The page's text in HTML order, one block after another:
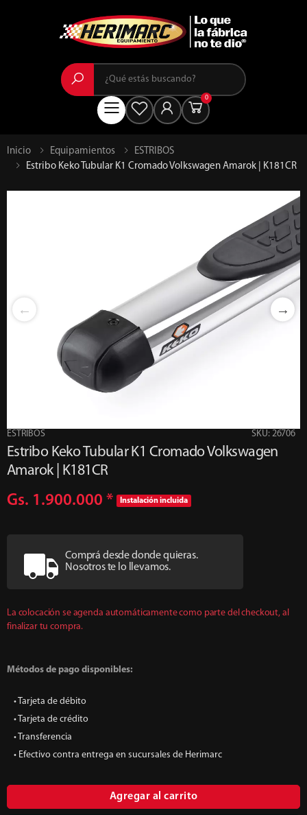
Buscar
Menú
0
Inicio Equipamientos
ESTRIBOS
Estribo Keko Tubular K1 Cromado Volkswagen Amarok | K181CR
ESTRIBOS SKU: 26706
Estribo Keko Tubular K1 Cromado Volkswagen
Amarok | K181CR
Gs. 1.900.000 * Instalación incluida
Comprá desde donde quieras.
Nosotros te lo llevamos.
La colocación se agenda automáticamente como parte del checkout, al
finalizar tu compra.
Métodos de pago disponibles:
• Tarjeta de débito
• Tarjeta de crédito
• Transferencia
• Efectivo contra entrega en sucursales de Herimarc
Agregar al carrito